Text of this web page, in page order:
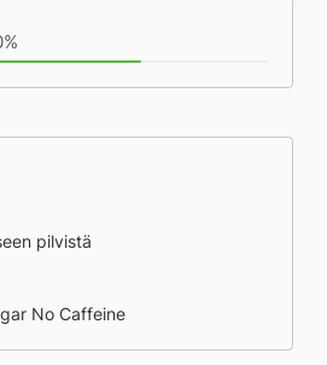
pilvistä
No Caffeine